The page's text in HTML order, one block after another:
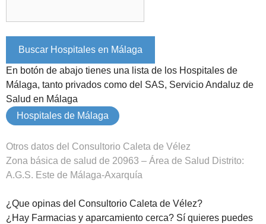
En botón de abajo tienes una lista de los Hospitales de
Málaga, tanto privados como del SAS, Servicio Andaluz de
Salud en Málaga
Hospitales de Málaga
Otros datos del Consultorio Caleta de Vélez
Zona básica de salud de 20963 – Área de Salud Distrito:
A.G.S. Este de Málaga-Axarquía
¿Que opinas del Consultorio Caleta de Vélez?
¿Hay Farmacias y aparcamiento cerca? Sí quieres puedes